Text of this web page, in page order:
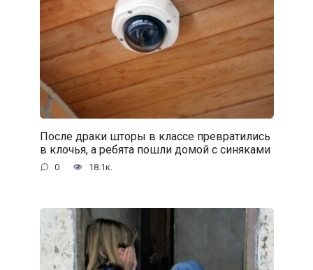
После драки шторы в классе превратились
в клочья, а ребята пошли домой с синяками
0 18.1к.